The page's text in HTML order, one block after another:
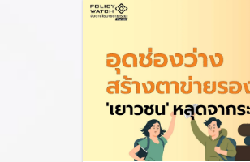
2. จ้างที่ปรึกษาพัฒนารูปแบบ
3. จ้างที่ปรึกษาวิจัยและพั
รวม 482.26 ล้านบาท
ปีงบประมาณ 2568
วันที่ 20 ก.พ. 2567 ครม.
Anytime) เพื่อเป็นการขย
ปีงบประมาณ ระยะเวลา